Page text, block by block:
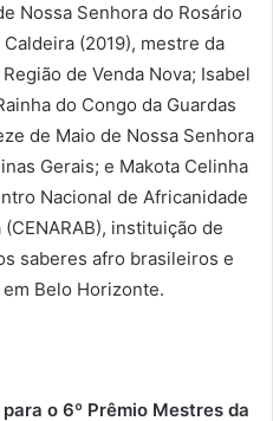
Nossa Senhora do Rosário
(2019), mestre da
de Venda Nova; Isabel
do Congo da Guardas
de Maio de Nossa Senhora
Gerais; e Makota Celinha
Nacional de Africanidade
instituição de
saberes afro brasileiros e
Belo Horizonte.
o 6º Prêmio Mestres da